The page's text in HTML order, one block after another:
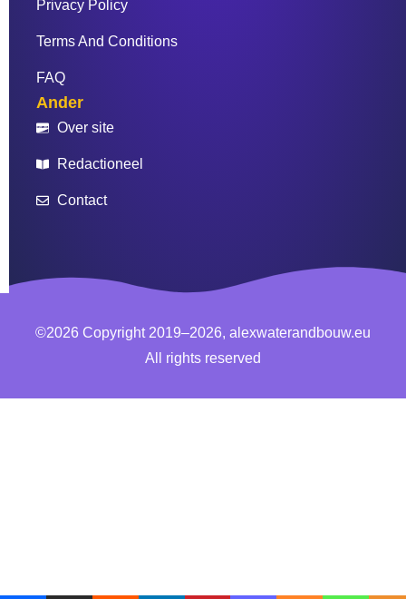
Privacy Policy
Terms And Conditions
FAQ
Ander
Over site
Redactioneel
Contact
©2026 Copyright 2019–2026, alexwaterandbouw.eu
All rights reserved